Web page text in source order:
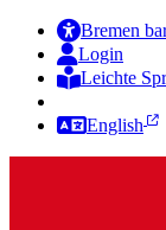
Bremen
Login
Leichte
English